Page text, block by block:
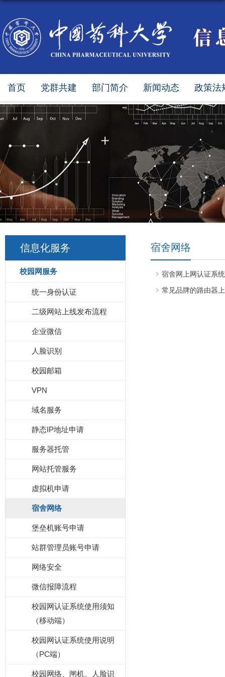
首页 党群共建 部门简介 新闻动态 政策法
信息化服务
校园网服务
统一身份认证
二级网站上线发布流程
企业微信
人脸识别
校园邮箱
VPN
域名服务
静态IP地址申请
服务器托管
网站托管服务
虚拟机申请
宿舍网络
堡垒机账号申请
站群管理员账号申请
网络安全
微信报障流程
校园网认证系统使用须知
（移动端）
校园网认证系统使用说明
（PC端）
校园网络、闸机、人脸识
宿舍网络
宿舍网上网认证系
常见品牌的路由器